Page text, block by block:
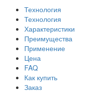
Технология
Технология
Характеристики
Преимущества
Применение
Цена
FAQ
Как купить
Заказ